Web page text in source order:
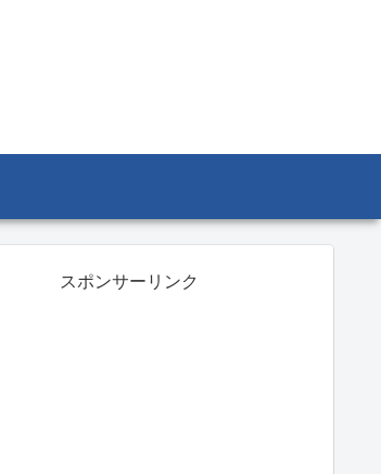
スポンサーリンク